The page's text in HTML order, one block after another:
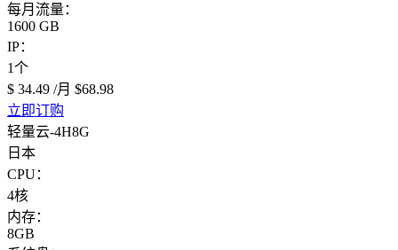
每月流量：
1600 GB
IP：
1个
$ 34.49 /月 $68.98
立即订购
轻量云-4H8G
日本
CPU：
4核
内存：
8GB